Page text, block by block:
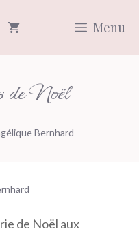
Menu
Noël
Bernhard
de Noël aux